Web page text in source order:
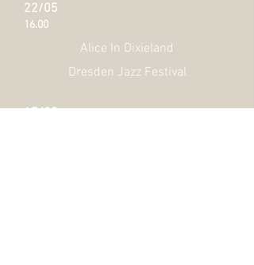
22/05
16.00
Alice In Dixieland
Dresden Jazz Festival
17/09